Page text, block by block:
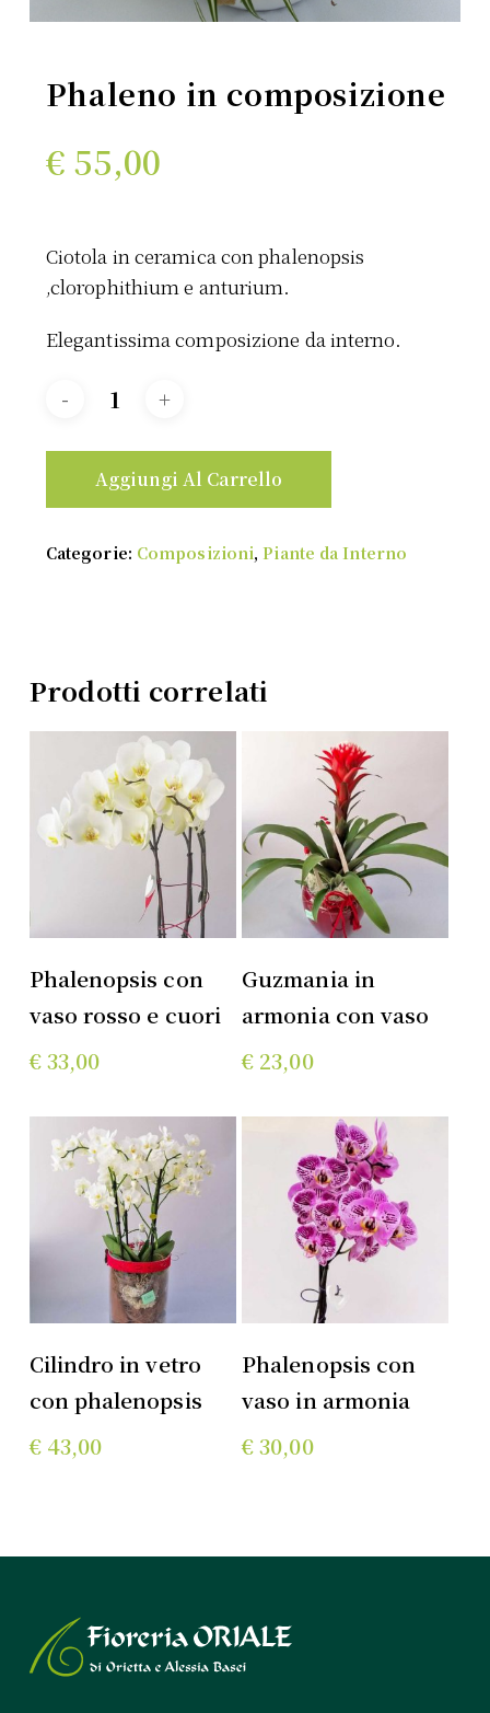
Phaleno in composizione
€55,00
Ciotola in ceramica con phalenopsis
,clorophithium e anturium.
Elegantissima composizione da interno.
Aggiungi Al Carrello
Categorie: Composizioni,Piante da Interno
Prodotti correlati
Carrello
Phalenopsis con
vaso rosso e cuori
€33,00
Carrello
Guzmania in
armonia con vaso
€ 23,00
Carrello
Cilindro in vetro
con phalenopsis
€43,00
Carrello
Phalenopsis con
vaso in armonia
€30,00